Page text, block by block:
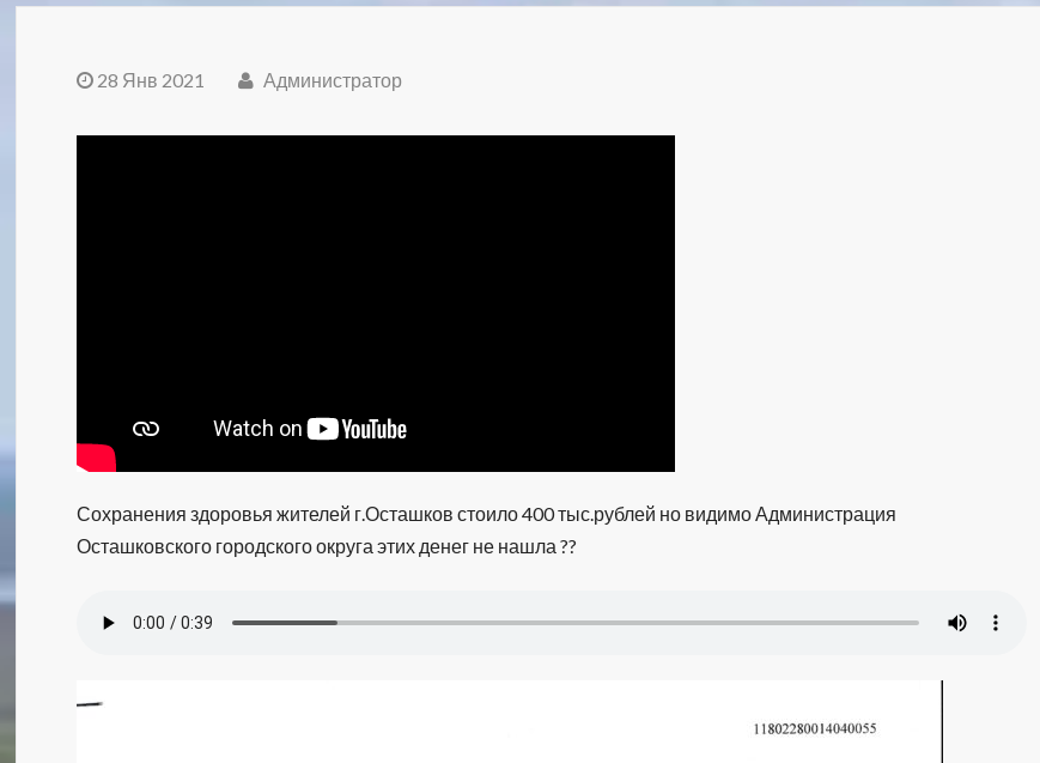
28 Янв 2021 Администратор
Сохранения здоровья жителей г.Осташков стоило 400 тыс.рублей но видимо Администрация
Осташковского городского округа этих денег не нашла ??